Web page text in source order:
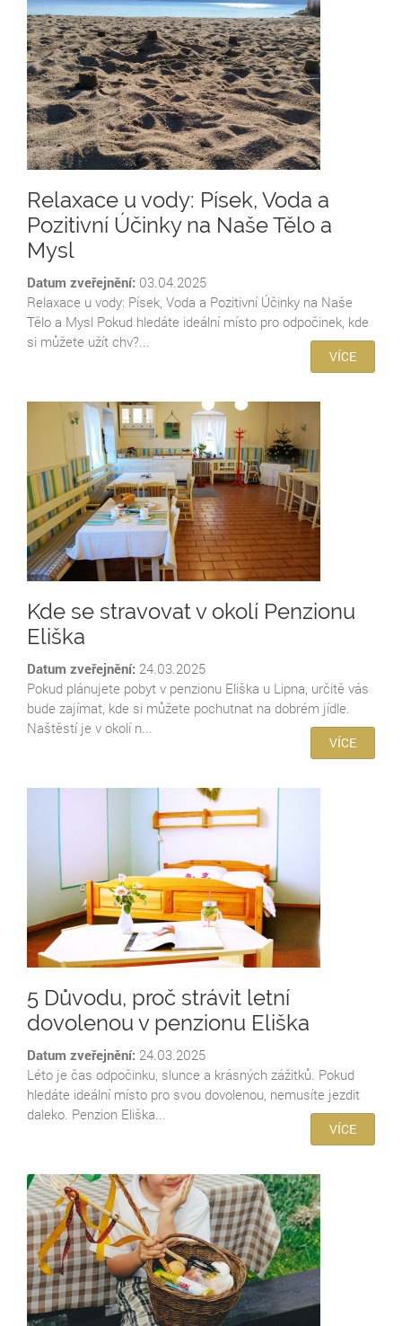
Relaxace u vody: Písek, Voda a
Pozitivní Účinky na Naše Tělo a
Mysl
Datum zveřejnění: 03.04.2025
Relaxace u vody: Písek, Voda a Pozitivní Účinky na Naše
Tělo a Mysl Pokud hledáte ideální místo pro odpočinek, kde
si můžete užít chv?...
VÍCE
Kde se stravovat v okolí Penzionu
Eliška
Datum zveřejnění: 24.03.2025
Pokud plánujete pobyt v penzionu Eliška u Lipna, určitě vás
bude zajímat, kde si můžete pochutnat na dobrém jídle.
Naštěstí je v okolí n...
VÍCE
5 Důvodu, proč strávit letní
dovolenou v penzionu Eliška
Datum zveřejnění: 24.03.2025
Léto je čas odpočinku, slunce a krásných zážitků. Pokud
hledáte ideální místo pro svou dovolenou, nemusíte jezdit
daleko. Penzion Eliška...
VÍCE